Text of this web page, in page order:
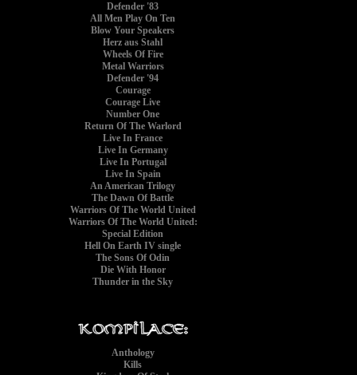
Defender '83
All Men Play On Ten
Blow Your Speakers
Herz aus Stahl
Wheels Of Fire
Metal Warriors
Defender '94
Courage
Courage Live
Number One
Return Of The Warlord
Live In France
Live In Germany
Live In Portugal
Live In Spain
An American Trilogy
The Dawn Of Battle
Warriors Of The World United
Warriors Of The World United:
Special Edition
Hell On Earth IV single
The Sons Of Odin
Die With Honor
Thunder in the Sky
Anthology
Kills